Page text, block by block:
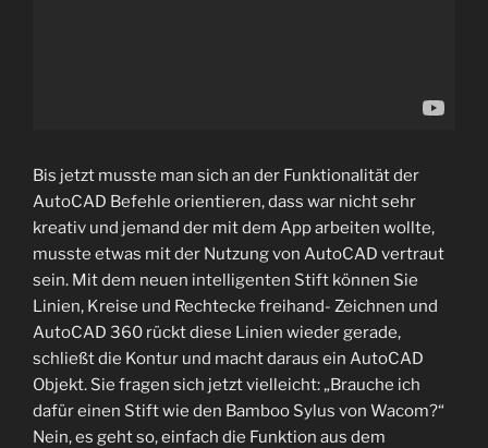
Bis jetzt musste man sich an der Funktionalität der
AutoCAD Befehle orientieren, dass war nicht sehr
kreativ und jemand der mit dem App arbeiten wollte,
musste etwas mit der Nutzung von AutoCAD vertraut
sein. Mit dem neuen intelligenten Stift können Sie
Linien, Kreise und Rechtecke freihand- Zeichnen und
AutoCAD 360 rückt diese Linien wieder gerade,
schließt die Kontur und macht daraus ein AutoCAD
Objekt. Sie fragen sich jetzt vielleicht: „Brauche ich
dafür einen Stift wie den Bamboo Sylus von Wacom?“
Nein, es geht so, einfach die Funktion aus dem